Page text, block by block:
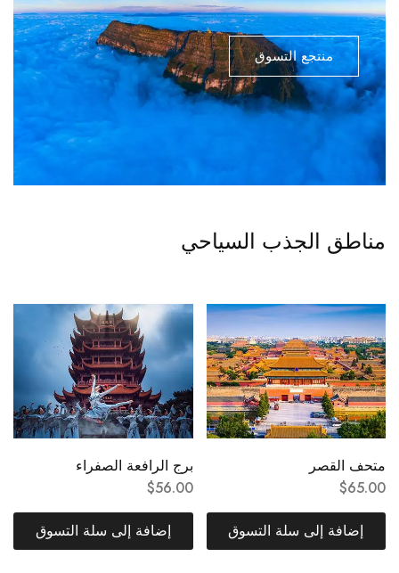
منتجع التسوق
مناطق الجذب السياحي
متحف القصر
$65.00
إضافة إلى سلة التسوق
برج الرافعة الصفراء
$56.00
إضافة إلى سلة التسوق